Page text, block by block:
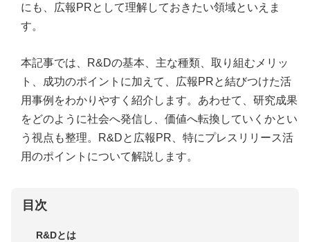
にも、広報PRとして理解しておきたい領域といえま
す。
本記事では、R&Dの基本、主な種類、取り組むメリッ
ト、成功のポイントに加えて、広報PRと結びつけた活
用事例をわかりやすく紹介します。あわせて、研究成果
をどのように社会へ発信し、価値へ転換していくかとい
う視点も整理。R&Dと広報PR、特にプレスリリース活
用のポイントについて解説します。
目次
R&Dとは